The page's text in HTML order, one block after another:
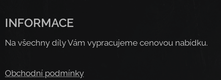
INFORMACE
Na všechny díly Vám vypracujeme cenovou nabídku.
Obchodní podmínky